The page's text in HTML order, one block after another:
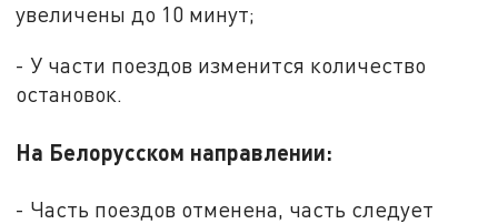
увеличены до 10 минут;
- У части поездов изменится количество
остановок.
На Белорусском направлении:
- Часть поездов отменена, часть следует